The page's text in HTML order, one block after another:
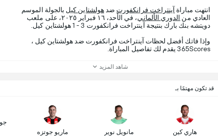
انتهت مباراة آينتراخت فرانكفورت ضدهولشتاين كيل بالجولة الموسم
العادي من الدوري الألماني
، في الأحد، ١٦ فبراير ٢٠٢٥، على ملعب
دويتشه بنك بارك بنتيجة آينتراخت فرانكفورت 3 - 1 هولشتاين كيل.
وإذا فاتك أفضل لحظات آينتراخت فرانكفورت ضد هولشتاين كيل ،
365Scores يقدم لك تفاصيل المباراة.
شاهد المزيد
قد تكون مهتمًا بـ
هاري كين مانويل نوير ماريو جوتزه